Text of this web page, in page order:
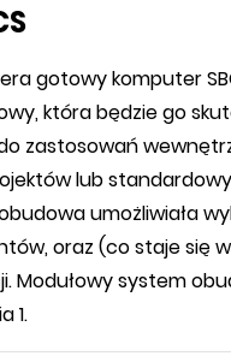
gotowy komputer
która będzie go
zastosowań
lub
umożliwiała
oraz (co staje się
system
1.